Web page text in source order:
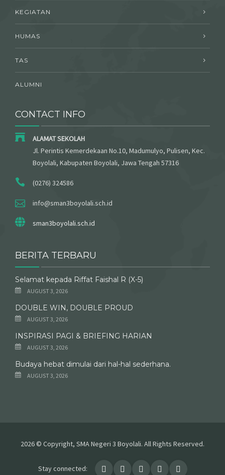
KEGIATAN
HUMAS
TAS
ALUMNI
CONTACT INFO
ALAMAT SEKOLAH
Jl. Perintis Kemerdekaan No.10, Madumulyo, Pulisen, Kec.
Boyolali, Kabupaten Boyolali, Jawa Tengah 57316
(0276) 324586
info@sman3boyolali.sch.id
sman3boyolali.sch.id
BERITA TERBARU
Selamat kepada Riffat Faishal R (X-5)
AUGUST 3, 2026
DOUBLE WIN, DOUBLE PROUD
AUGUST 3, 2026
INSPIRASI PAGI & BRIEFING HARIAN
AUGUST 3, 2026
Budaya hebat dimulai dari hal-hal sederhana.
AUGUST 3, 2026
2026 © Copyright, SMA Negeri 3 Boyolali. All Rights Reserved.
Stay connected: